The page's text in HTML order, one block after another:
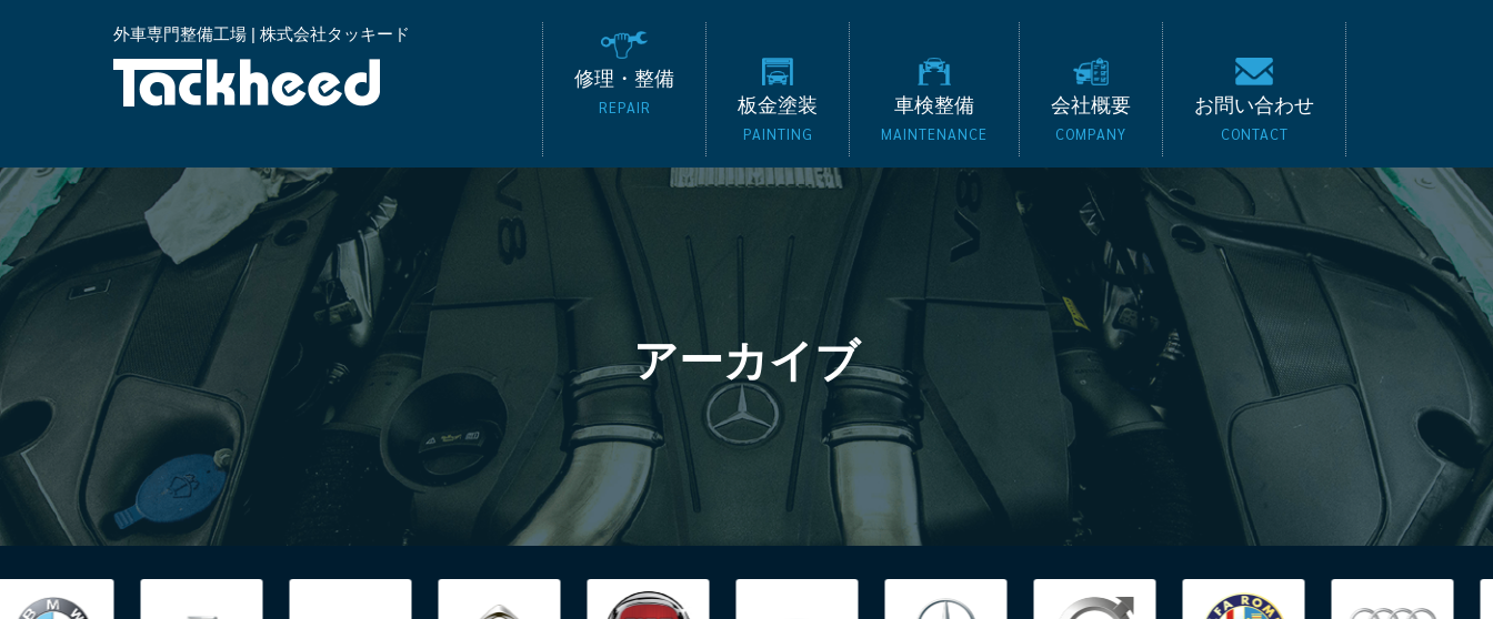
外車専門整備工場 | 株式会社タッキード
横浜の外車専門整備工場 タッキード｜BMW・ベンツ
修理・整備
REPAIR 板金塗装
PAINTING
車検整備
MAINTENANCE
会社概要
COMPANY
お問い合わせ
CONTACT
アーカイブ